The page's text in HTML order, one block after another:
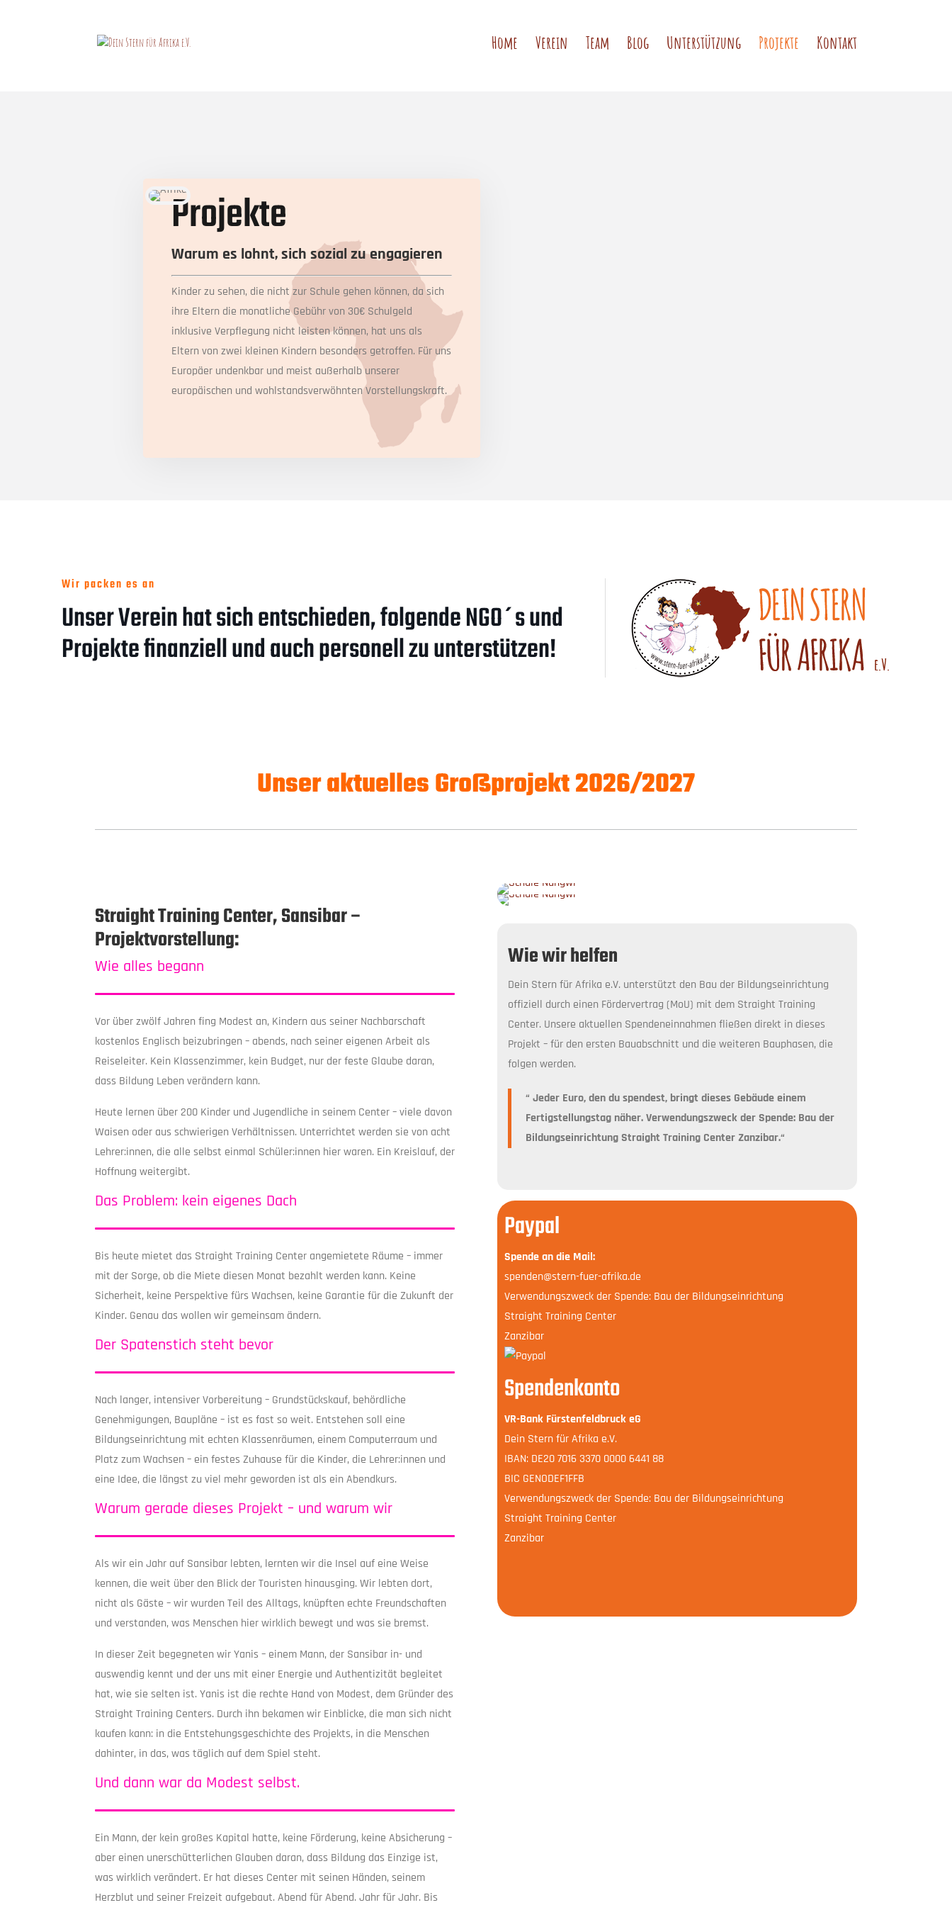
Home Verein Team Blog Unterstützung Projekte Kontakt
Projekte
Warum es lohnt, sich sozial zu engagieren
Kinder zu sehen, die nicht zur Schule gehen können, da sich
ihre Eltern die monatliche Gebühr von 30€ Schulgeld
inklusive Verpflegung nicht leisten können, hat uns als
Eltern von zwei kleinen Kindern besonders getroffen. Für uns
Europäer undenkbar und meist außerhalb unserer
europäischen und wohlstandsverwöhnten Vorstellungskraft.
Wir packen es an
Unser Verein hat sich entschieden, folgende NGO´s und
Projekte finanziell und auch personell zu unterstützen!
Unser aktuelles Großprojekt 2026/2027
Straight Training Center, Sansibar –
Projektvorstellung:
Wie alles begann
Vor über zwölf Jahren fing Modest an, Kindern aus seiner Nachbarschaft
kostenlos Englisch beizubringen – abends, nach seiner eigenen Arbeit als
Reiseleiter. Kein Klassenzimmer, kein Budget, nur der feste Glaube daran,
dass Bildung Leben verändern kann.
Heute lernen über 200 Kinder und Jugendliche in seinem Center – viele davon
Waisen oder aus schwierigen Verhältnissen. Unterrichtet werden sie von acht
Lehrer:innen, die alle selbst einmal Schüler:innen hier waren. Ein Kreislauf, der
Hoffnung weitergibt.
Das Problem: kein eigenes Dach
Bis heute mietet das Straight Training Center angemietete Räume – immer
mit der Sorge, ob die Miete diesen Monat bezahlt werden kann. Keine
Sicherheit, keine Perspektive fürs Wachsen, keine Garantie für die Zukunft der
Kinder. Genau das wollen wir gemeinsam ändern.
Der Spatenstich steht bevor
Nach langer, intensiver Vorbereitung – Grundstückskauf, behördliche
Genehmigungen, Baupläne – ist es fast so weit. Entstehen soll eine
Bildungseinrichtung mit echten Klassenräumen, einem Computerraum und
Platz zum Wachsen – ein festes Zuhause für die Kinder, die Lehrer:innen und
eine Idee, die längst zu viel mehr geworden ist als ein Abendkurs.
Warum gerade dieses Projekt – und warum wir
Als wir ein Jahr auf Sansibar lebten, lernten wir die Insel auf eine Weise
kennen, die weit über den Blick der Touristen hinausging. Wir lebten dort,
nicht als Gäste – wir wurden Teil des Alltags, knüpften echte Freundschaften
und verstanden, was Menschen hier wirklich bewegt und was sie bremst.
In dieser Zeit begegneten wir Yanis – einem Mann, der Sansibar in- und
auswendig kennt und der uns mit einer Energie und Authentizität begleitet
hat, wie sie selten ist. Yanis ist die rechte Hand von Modest, dem Gründer des
Straight Training Centers. Durch ihn bekamen wir Einblicke, die man sich nicht
kaufen kann: in die Entstehungsgeschichte des Projekts, in die Menschen
dahinter, in das, was täglich auf dem Spiel steht.
Und dann war da Modest selbst.
Ein Mann, der kein großes Kapital hatte, keine Förderung, keine Absicherung –
aber einen unerschütterlichen Glauben daran, dass Bildung das Einzige ist,
was wirklich verändert. Er hat dieses Center mit seinen Händen, seinem
Herzblut und seiner Freizeit aufgebaut. Abend für Abend. Jahr für Jahr. Bis
Wie wir helfen
Dein Stern für Afrika e.V. unterstützt den Bau der Bildungseinrichtung
offiziell durch einen Fördervertrag (MoU) mit dem Straight Training
Center. Unsere aktuellen Spendeneinnahmen fließen direkt in dieses
Projekt – für den ersten Bauabschnitt und die weiteren Bauphasen, die
folgen werden.
“ Jeder Euro, den du spendest, bringt dieses Gebäude einem
Fertigstellungstag näher. Verwendungszweck der Spende: Bau der
Bildungseinrichtung Straight Training Center Zanzibar.“
Paypal
Spende an die Mail:
spenden@stern-fuer-afrika.de
Verwendungszweck der Spende: Bau der Bildungseinrichtung
Straight Training Center
Zanzibar
Spendenkonto
VR-Bank Fürstenfeldbruck eG
Dein Stern für Afrika e.V.
IBAN: DE20 7016 3370 0000 6441 88
BIC GENODEF1FFB
Verwendungszweck der Spende: Bau der Bildungseinrichtung
Straight Training Center
Zanzibar